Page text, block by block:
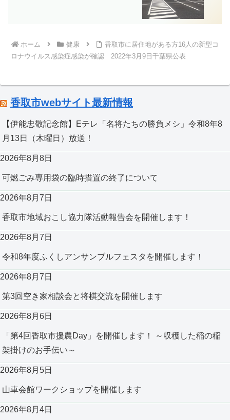
ホーム 健康
香取市に居住地がある方16人の新型コ
ロナウイルス感染症感染が確認 2022年3月9日千葉県公表
香取市webサイト最新情報
【伊能忠敬記念館】Eテレ「名将たちの勝負メシ」令和8年8
月13日（木曜日）放送！
2026年8月8日
可燃ごみ専用袋の臨時措置の終了について
2026年8月7日
香取市地域おこし協力隊活動報告会を開催します！
2026年8月7日
令和8年度ふくしアンサンブルフェスタを開催します！
2026年8月7日
第3回空き家相談会と将棋交流を開催します
2026年8月6日
「第4回香取市援農Day」を開催します！ ～収穫した稲の稲
架掛けのお手伝い～
2026年8月5日
山車会館ワークショップを開催します
2026年8月4日